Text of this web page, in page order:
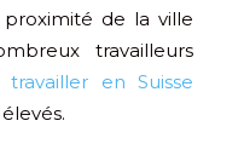
de la ville
travailleurs
travailler en Suisse